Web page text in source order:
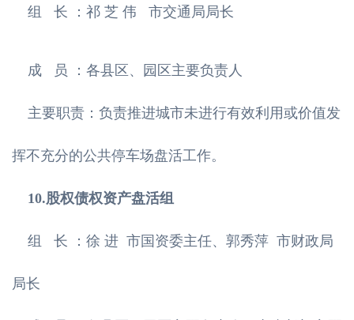
组 长 ：祁 芝 伟 市交通局局长
成 员 ：各县区、园区主要负责人
主要职责：负责推进城市未进行有效利用或价值发
挥不充分的公共停车场盘活工作。
10.股权债权资产盘活组
组 长 ：徐 进 市国资委主任、郭秀萍 市财政局
局长